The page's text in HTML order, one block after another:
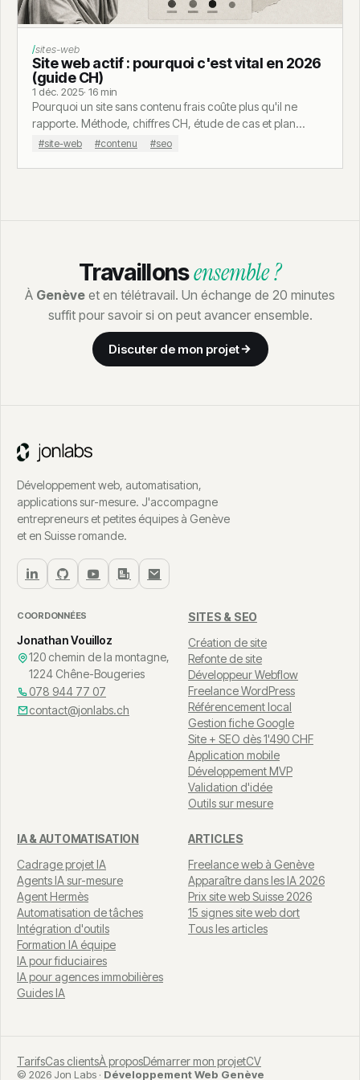
Calculateur coût site dormant
sites-web
Site web actif : pourquoi c'est vital en 2026
(guide CH)
1 déc. 2025· 16 min
Pourquoi un site sans contenu frais coûte plus qu'il ne
rapporte. Méthode, chiffres CH, étude de cas et plan
d'action concret.
#site-web #contenu #seo
Travaillonsensemble ?
À Genève et en télétravail. Un échange de 20 minutes
suffit pour savoir si on peut avancer ensemble.
Discuter de mon projet
Développement web, automatisation,
applications sur-mesure. J'accompagne
entrepreneurs et petites équipes à Genève
et en Suisse romande.
COORDONNÉES
Jonathan Vouilloz
120 chemin de la montagne,
1224 Chêne-Bougeries
078 944 77 07
contact@jonlabs.ch
SITES & SEO
Création de site
Refonte de site
Développeur Webflow
Freelance WordPress
Référencement local
Gestion fiche Google
Site + SEO dès 1'490 CHF
Application mobile
Développement MVP
Validation d'idée
Outils sur mesure
IA & AUTOMATISATION
Cadrage projet IA
Agents IA sur-mesure
Agent Hermès
Automatisation de tâches
Intégration d'outils
Formation IA équipe
IA pour fiduciaires
IA pour agences immobilières
Guides IA
ARTICLES
Freelance web à Genève
Apparaître dans les IA 2026
Prix site web Suisse 2026
15 signes site web dort
Tous les articles
TarifsCas clientsÀ proposDémarrer mon projetCV
© 2026 Jon Labs · Développement Web Genève